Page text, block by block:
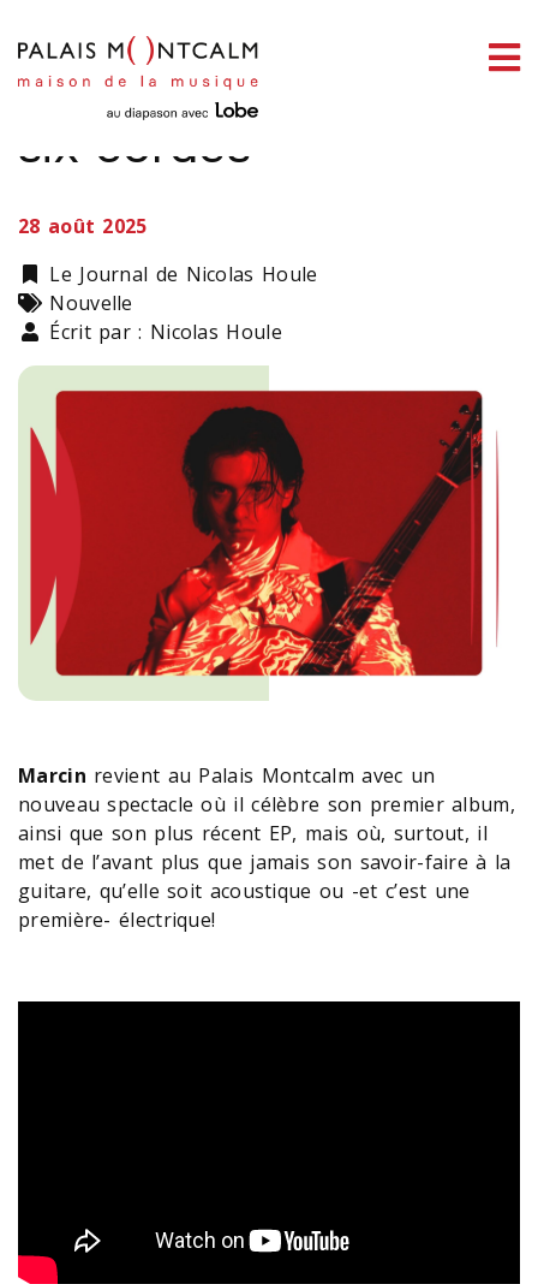
Marcin et l’art de la
six cordes
28 août 2025
Catégorie
Le Journal de Nicolas Houle
Types
Nouvelle
Écrit par : Nicolas Houle
Marcin revient au Palais Montcalm avec un
nouveau spectacle où il célèbre son premier album,
ainsi que son plus récent EP, mais où, surtout, il
met de l’avant plus que jamais son savoir-faire à la
guitare, qu’elle soit acoustique ou -et c’est une
première- électrique!